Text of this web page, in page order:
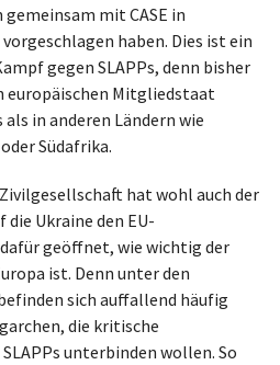
mit CASE in
vorgeschlagen haben. Dies ist ein
gegen SLAPPs, denn bisher
europäischen Mitgliedstaat
als in anderen Ländern wie
Südafrika.
hat wohl auch der
Ukraine den EU-
geöffnet, wie wichtig der
ist. Denn unter den
sich auffallend häufig
die kritische
unterbinden wollen. So